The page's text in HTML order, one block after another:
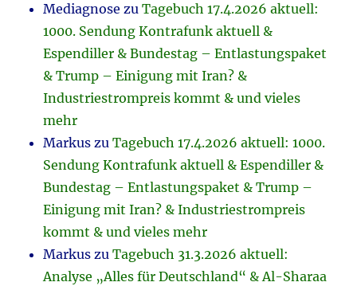
Mediagnose zuTagebuch 17.4.2026 aktuell:
1000. Sendung Kontrafunk aktuell &
Espendiller & Bundestag – Entlastungspaket
& Trump – Einigung mit Iran? &
Industriestrompreis kommt & und vieles
mehr
Markus zuTagebuch 17.4.2026 aktuell: 1000.
Sendung Kontrafunk aktuell & Espendiller &
Bundestag – Entlastungspaket & Trump –
Einigung mit Iran? & Industriestrompreis
kommt & und vieles mehr
Markus zuTagebuch 31.3.2026 aktuell:
Analyse „Alles für Deutschland“ & Al-Sharaa